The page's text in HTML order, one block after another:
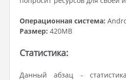
Операционная система:
Размер: 420MB
Статистика:
Данный абзац -